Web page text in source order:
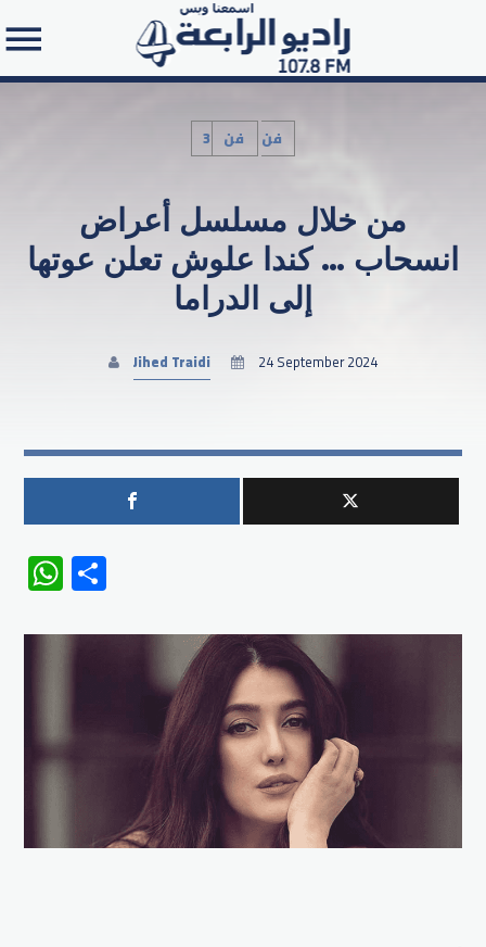
Search in the website:
3فن فن
من خلال مسلسل أعراض
انسحاب … كندا علوش تعلن عوتها
إلى الدراما
Jihed Traidi 24 September 2024
WhatsApp